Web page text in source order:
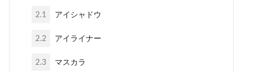
2.1 アイシャドウ
2.2 アイライナー
2.3 マスカラ